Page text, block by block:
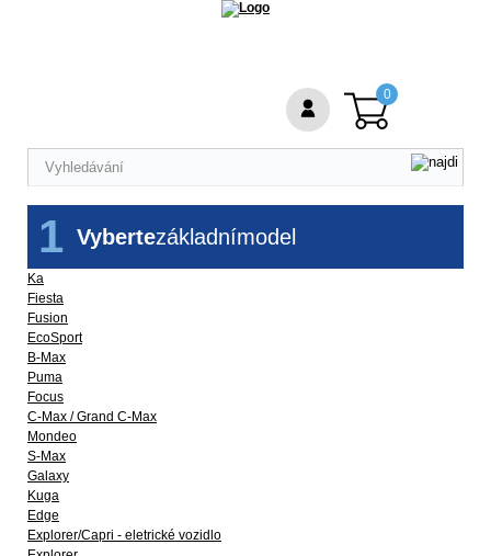
Vybertezákladnímodel
1
Ka
Fiesta
Fusion
EcoSport
B-Max
Puma
Focus
C-Max / Grand C-Max
Mondeo
S-Max
Galaxy
Kuga
Edge
Explorer/Capri - eletrické vozidlo
0